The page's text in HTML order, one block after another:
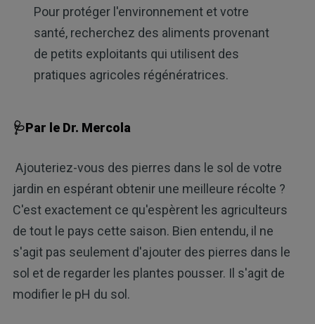
Pour protéger l'environnement et votre
santé, recherchez des aliments provenant
de petits exploitants qui utilisent des
pratiques agricoles régénératrices.
🩺Par le Dr. Mercola
Ajouteriez-vous des pierres dans le sol de votre
jardin en espérant obtenir une meilleure récolte ?
C'est exactement ce qu'espèrent les agriculteurs
de tout le pays cette saison. Bien entendu, il ne
s'agit pas seulement d'ajouter des pierres dans le
sol et de regarder les plantes pousser. Il s'agit de
modifier le pH du sol.